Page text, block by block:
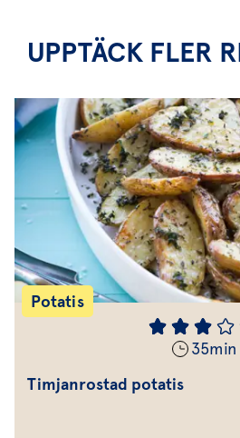
UPPTÄCK FLER
Potatis
35min
Timjanrostad potatis